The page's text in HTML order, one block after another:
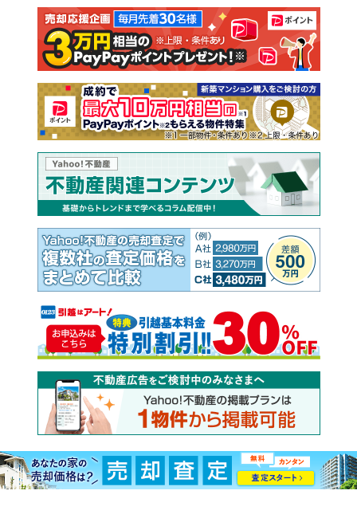
注文住宅 土地
売却査定